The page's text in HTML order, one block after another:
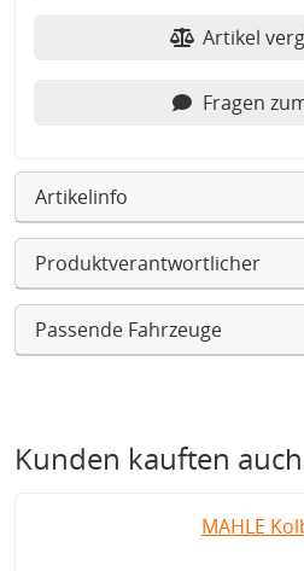
Artikel
Fragen
Artikelinfo
Produktverantwortlicher
Passende Fahrzeuge
Kunden kauften auch
MAHLE